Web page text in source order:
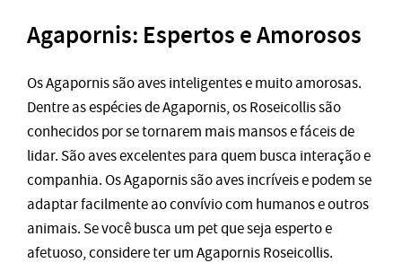
Agapornis: Espertos e Amorosos
Os Agapornis são aves inteligentes e muito amorosas.
Dentre as espécies de Agapornis, os Roseicollis são
conhecidos por se tornarem mais mansos e fáceis de
lidar. São aves excelentes para quem busca interação e
companhia. Os Agapornis são aves incríveis e podem se
adaptar facilmente ao convívio com humanos e outros
animais. Se você busca um pet que seja esperto e
afetuoso, considere ter um Agapornis Roseicollis.